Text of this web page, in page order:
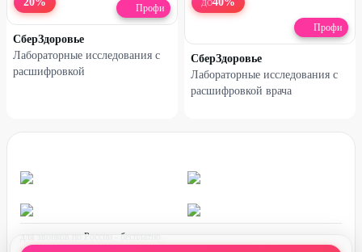
Профи
СберЗдоровье
Лабораторные исследования с
расшифровкой
ДО
Профи
СберЗдоровье
Лабораторные исследования с
расшифровкой врача
для звонков по России - бесплатно
график работы: